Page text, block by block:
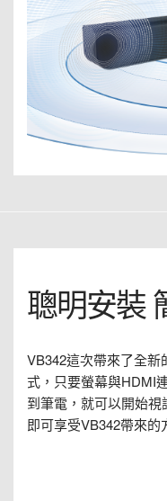
聰明安裝
VB342這次帶來了全
式，只要螢幕與HDMI
到筆電，就可以開始視
即可享受VB342帶來的